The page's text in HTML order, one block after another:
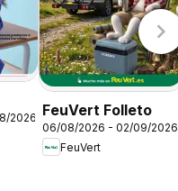
2026 FeuVert Folleto
06/08/2026 - 02/09/2026
FeuVert